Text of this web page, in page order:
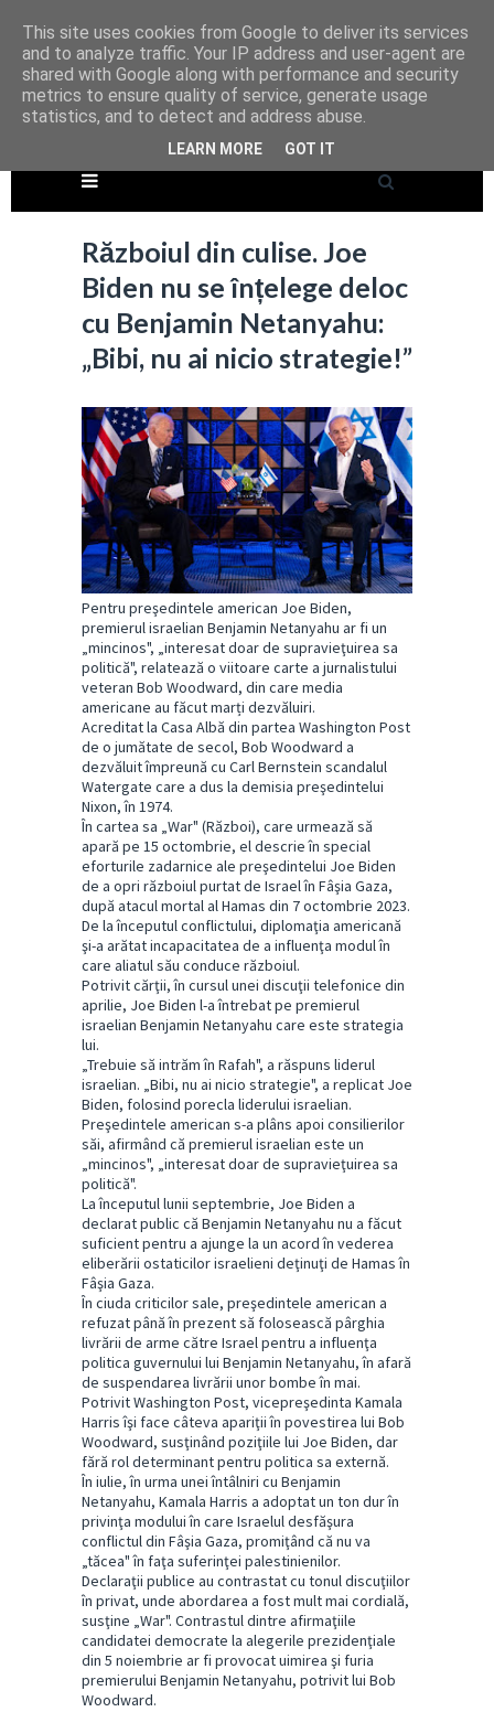
Războiul din culise. Joe
Biden nu se înțelege deloc
cu Benjamin Netanyahu:
„Bibi, nu ai nicio strategie!”
Pentru preşedintele american Joe Biden,
premierul israelian Benjamin Netanyahu ar fi un
„mincinos", „interesat doar de supravieţuirea sa
politică", relatează o viitoare carte a jurnalistului
veteran Bob Woodward, din care media
americane au făcut marți dezvăluiri.
Acreditat la Casa Albă din partea Washington Post
de o jumătate de secol, Bob Woodward a
dezvăluit împreună cu Carl Bernstein scandalul
Watergate care a dus la demisia preşedintelui
Nixon, în 1974.
În cartea sa „War" (Război), care urmează să
apară pe 15 octombrie, el descrie în special
eforturile zadarnice ale preşedintelui Joe Biden
de a opri războiul purtat de Israel în Fâşia Gaza,
după atacul mortal al Hamas din 7 octombrie 2023.
De la începutul conflictului, diplomaţia americană
şi-a arătat incapacitatea de a influenţa modul în
care aliatul său conduce războiul.
Potrivit cărţii, în cursul unei discuţii telefonice din
aprilie, Joe Biden l-a întrebat pe premierul
israelian Benjamin Netanyahu care este strategia
lui.
„Trebuie să intrăm în Rafah", a răspuns liderul
israelian. „Bibi, nu ai nicio strategie", a replicat Joe
Biden, folosind porecla liderului israelian.
Preşedintele american s-a plâns apoi consilierilor
săi, afirmând că premierul israelian este un
„mincinos", „interesat doar de supravieţuirea sa
politică".
La începutul lunii septembrie, Joe Biden a
declarat public că Benjamin Netanyahu nu a făcut
suficient pentru a ajunge la un acord în vederea
eliberării ostaticilor israelieni deţinuţi de Hamas în
Fâşia Gaza.
În ciuda criticilor sale, preşedintele american a
refuzat până în prezent să folosească pârghia
livrării de arme către Israel pentru a influenţa
politica guvernului lui Benjamin Netanyahu, în afară
de suspendarea livrării unor bombe în mai.
Potrivit Washington Post, vicepreşedinta Kamala
Harris îşi face câteva apariţii în povestirea lui Bob
Woodward, susţinând poziţiile lui Joe Biden, dar
fără rol determinant pentru politica sa externă.
În iulie, în urma unei întâlniri cu Benjamin
Netanyahu, Kamala Harris a adoptat un ton dur în
privinţa modului în care Israelul desfăşura
conflictul din Fâşia Gaza, promiţând că nu va
„tăcea" în faţa suferinţei palestinienilor.
Declaraţii publice au contrastat cu tonul discuţiilor
în privat, unde abordarea a fost mult mai cordială,
susţine „War". Contrastul dintre afirmaţiile
candidatei democrate la alegerile prezidenţiale
din 5 noiembrie ar fi provocat uimirea şi furia
premierului Benjamin Netanyahu, potrivit lui Bob
Woodward.
This site uses cookies from Google to deliver its services
and to analyze traffic. Your IP address and user-agent are
shared with Google along with performance and security
metrics to ensure quality of service, generate usage
statistics, and to detect and address abuse.
LEARN MORE GOT IT